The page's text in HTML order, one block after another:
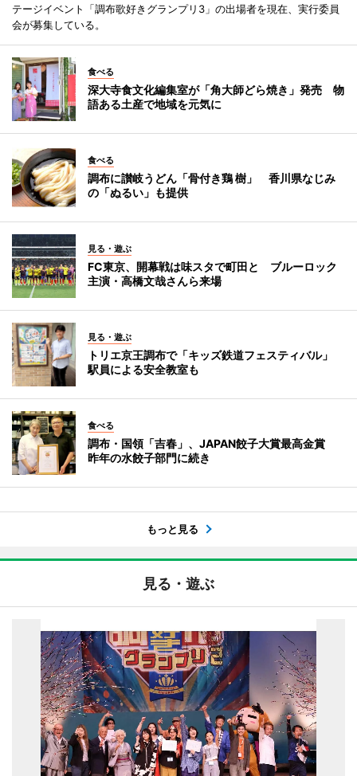
テージイベント「調布歌好きグランプリ3」の出場者を現在、実行委員
会が募集している。
食べる
深大寺食文化編集室が「角大師どら焼き」発売 物
語ある土産で地域を元気に
食べる
調布に讃岐うどん「骨付き鶏 樹」 香川県なじみ
の「ぬるい」も提供
見る・遊ぶ
FC東京、開幕戦は味スタで町田と ブルーロック
主演・高橋文哉さんら来場
見る・遊ぶ
トリエ京王調布で「キッズ鉄道フェスティバル」
駅員による安全教室も
食べる
調布・国領「吉春」、JAPAN餃子大賞最高金賞
昨年の水餃子部門に続き
もっと見る
見る・遊ぶ